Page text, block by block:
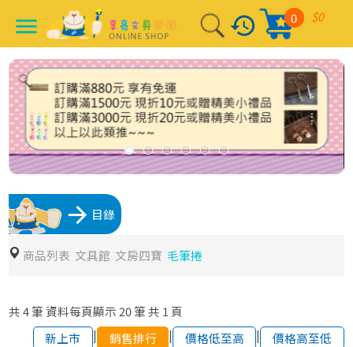
menu history $0
0
arrow_forward 目錄
商品列表 文具館 文房四寶 毛筆捲
共 4筆 資料每頁顯示 20筆 共 1頁
新上市
| 銷售排行 | 價格低至高 | 價格高至低